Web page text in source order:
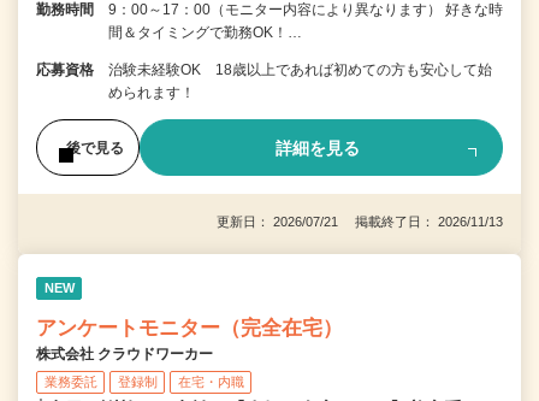
勤務時間
9：00～17：00（モニター内容により異なります） 好きな時
間＆タイミングで勤務OK！…
応募資格
治験未経験OK 18歳以上であれば初めての方も安心して始
められます！
後で見る 詳細を見る
更新日： 2026/07/21 掲載終了日： 2026/11/13
NEW
アンケートモニター（完全在宅）
株式会社 クラウドワーカー
業務委託 登録制 在宅・内職